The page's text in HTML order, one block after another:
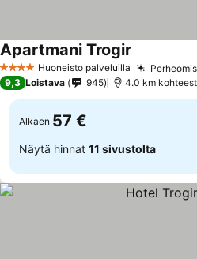
4 TähtiluokitusHuoneisto palveluilla
Apartmani Trogir
9,3 Loistava 945 4.0 km
Alkaen 57 €
Näytä hinnat 11 sivustolta